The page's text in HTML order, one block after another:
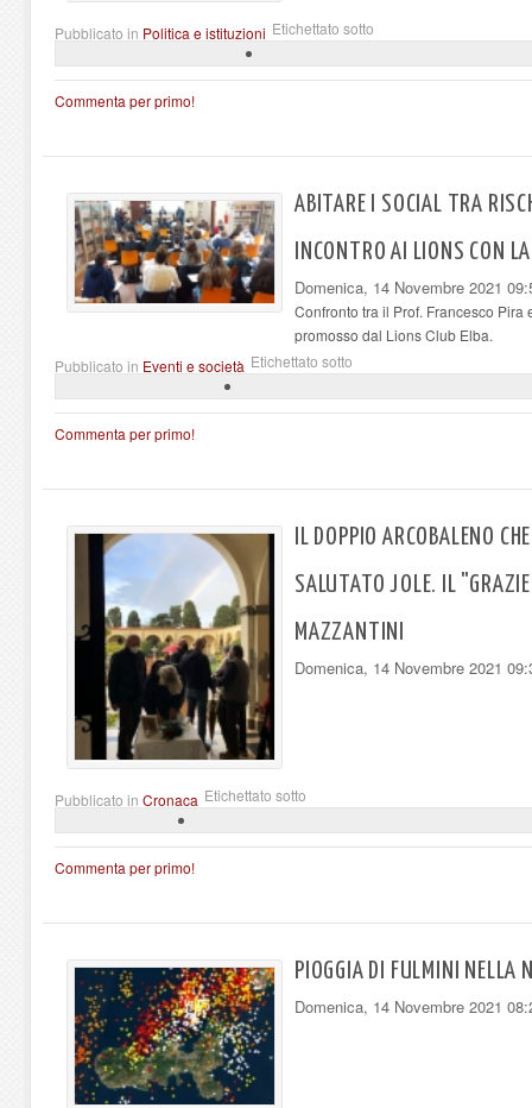
Pubblicato in Politica e istituzioni Etichettato sotto
Commenta per primo!
ABITARE I SOCIAL TRA
INCONTRO AI LIONS CON
Domenica, 14 Novembre 2021
Confronto tra il Prof. Francesco
promosso dal Lions Club Elba.
Pubblicato in Eventi e società Etichettato sotto
Commenta per primo!
IL DOPPIO ARCOBALENO
SALUTATO JOLE. IL
MAZZANTINI
Domenica, 14 Novembre 2021
Pubblicato in Cronaca Etichettato sotto
Commenta per primo!
PIOGGIA DI FULMINI NELLA
Domenica, 14 Novembre 2021